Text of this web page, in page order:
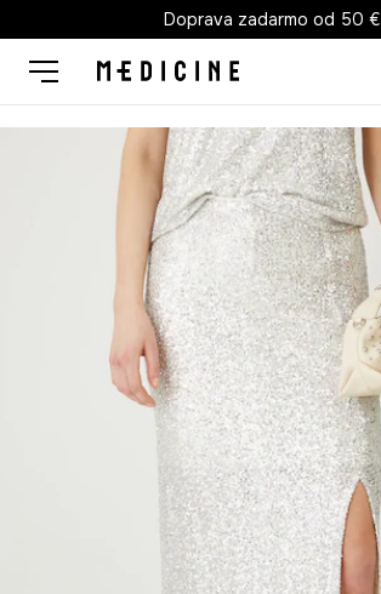
Doprava zadarmo od 50 €